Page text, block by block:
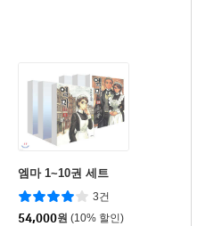
엠마 1~10권 세트
3건
54,000원 (10% 할인)